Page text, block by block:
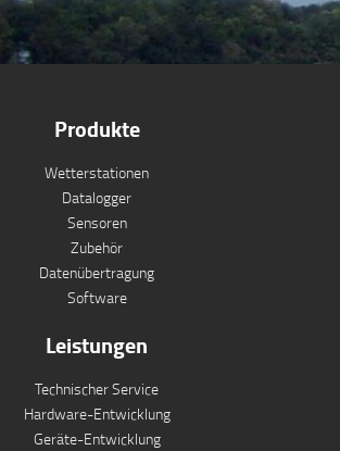
Produkte
Wetterstationen
Datalogger
Sensoren
Zubehör
Datenübertragung
Software
Leistungen
Technischer Service
Hardware-Entwicklung
Geräte-Entwicklung